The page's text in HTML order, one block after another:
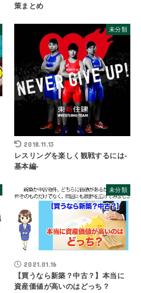
策まとめ
未分類
2018.11.13
レスリングを楽しく観戦するには-
基本編-
未分類
2021.01.16
【買うなら新築？中古？】本当に
資産価値が高いのはどっち？